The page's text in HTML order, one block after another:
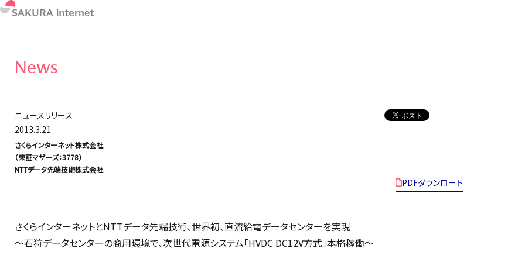
News
ニュースリリース
2013.3.21
さくらインターネット株式会社
（東証マザーズ：3778）
NTTデータ先端技術株式会社
PDFダウンロード
さくらインターネットとNTTデータ先端技術、世界初、直流給電データセンターを実現
〜石狩データセンターの商用環境で、次世代電源システム「HVDC DC12V方式」本格稼働〜